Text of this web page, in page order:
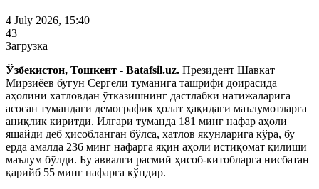
4 July 2026, 15:40
43
Загрузка
Ўзбекистон, Тошкент - Batafsil.uz. Президент Шавкат
Мирзиёев бугун Сергели туманига ташрифи доирасида
аҳолини хатловдан ўтказишнинг дастлабки натижаларига
асосан тумандаги демографик ҳолат ҳақидаги маълумотларга
аниқлик киритди. Илгари туманда 181 минг нафар аҳоли
яшайди деб ҳисобланган бўлса, хатлов якунларига кўра, бу
ерда амалда 236 минг нафарга яқин аҳоли истиқомат қилиши
маълум бўлди. Бу аввалги расмий ҳисоб-китобларга нисбатан
қарийб 55 минг нафарга кўпдир.